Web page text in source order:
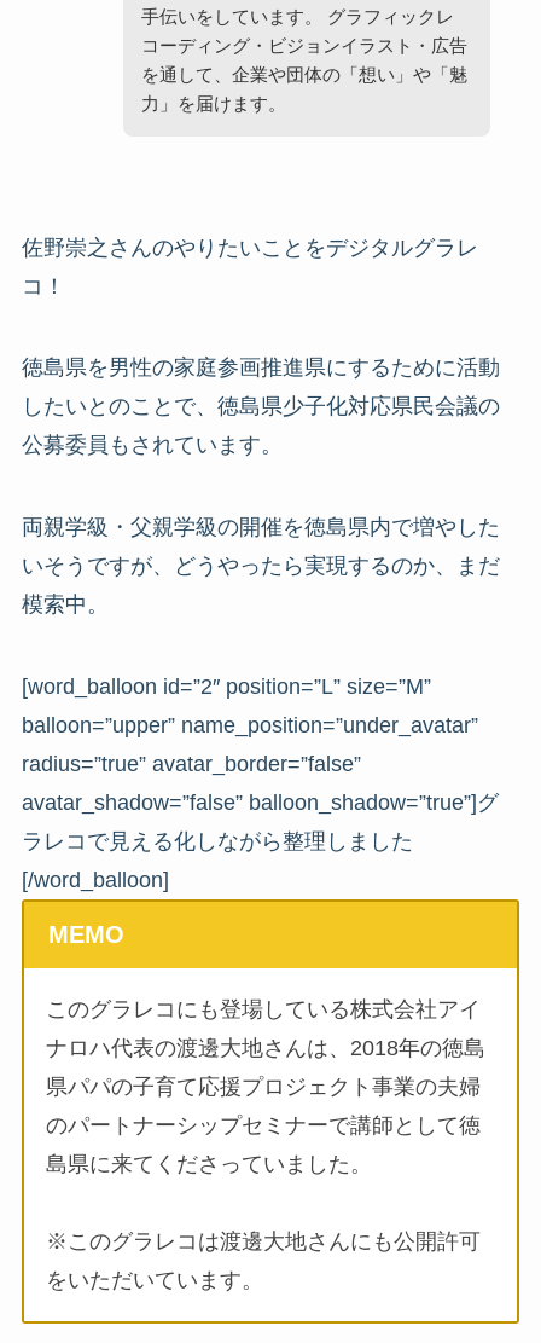
手伝いをしています。 グラフィックレ
コーディング・ビジョンイラスト・広告
を通して、企業や団体の「想い」や「魅
力」を届けます。
佐野崇之さんのやりたいことをデジタルグラレ
コ！
徳島県を男性の家庭参画推進県にするために活動
したいとのことで、徳島県少子化対応県民会議の
公募委員もされています。
両親学級・父親学級の開催を徳島県内で増やした
いそうですが、どうやったら実現するのか、まだ
模索中。
[word_balloon id=”2″ position=”L” size=”M”
balloon=”upper” name_position=”under_avatar”
radius=”true” avatar_border=”false”
avatar_shadow=”false” balloon_shadow=”true”]グ
ラレコで見える化しながら整理しました
[/word_balloon]
MEMO
このグラレコにも登場している株式会社アイ
ナロハ代表の渡邊大地さんは、2018年の徳島
県パパの子育て応援プロジェクト事業の夫婦
のパートナーシップセミナーで講師として徳
島県に来てくださっていました。
※このグラレコは渡邊大地さんにも公開許可
をいただいています。